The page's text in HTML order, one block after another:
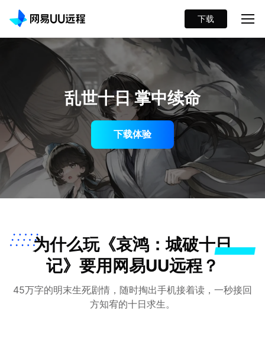
下载
乱世十日 掌中续命
下载体验
为什么玩《哀鸿：城破十日
记》要用网易UU远程？
45万字的明末生死剧情，随时掏出手机接着读，一秒接回
方知宥的十日求生。